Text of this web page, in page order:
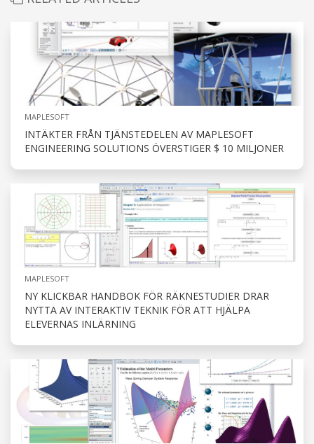
MAPLESOFT
INTÄKTER FRÅN TJÄNSTEDELEN AV MAPLESOFT
ENGINEERING SOLUTIONS ÖVERSTIGER $ 10 MILJONER
MAPLESOFT
NY KLICKBAR HANDBOK FÖR RÄKNESTUDIER DRAR
NYTTA AV INTERAKTIV TEKNIK FÖR ATT HJÄLPA
ELEVERNAS INLÄRNING